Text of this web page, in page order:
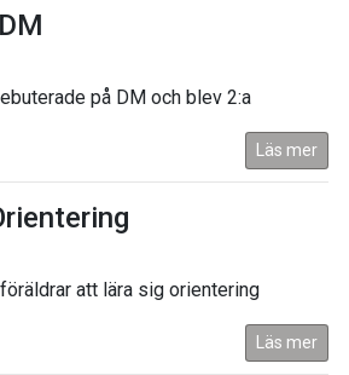
på DM och blev 2:a
Läs mer
att lära sig orientering
Läs mer